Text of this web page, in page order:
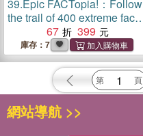
39.Epic FACTopia!：Follow
the trail of 400 extreme facts
(Factopia! 8)(英國版)(精裝本)
67 399
庫存：7
網站導航 >>